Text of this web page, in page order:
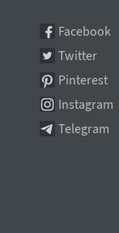
Facebook
Twitter
Pinterest
Instagram
Telegram